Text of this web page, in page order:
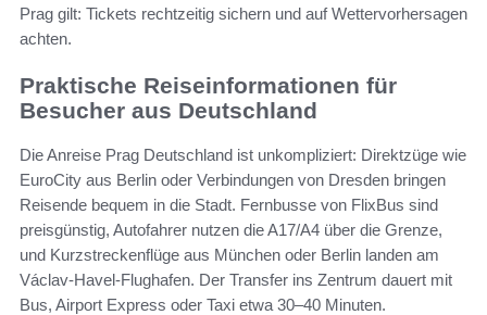
Prag gilt: Tickets rechtzeitig sichern und auf Wettervorhersagen
achten.
Praktische Reiseinformationen für
Besucher aus Deutschland
Die Anreise Prag Deutschland ist unkompliziert: Direktzüge wie
EuroCity aus Berlin oder Verbindungen von Dresden bringen
Reisende bequem in die Stadt. Fernbusse von FlixBus sind
preisgünstig, Autofahrer nutzen die A17/A4 über die Grenze,
und Kurzstreckenflüge aus München oder Berlin landen am
Václav-Havel-Flughafen. Der Transfer ins Zentrum dauert mit
Bus, Airport Express oder Taxi etwa 30–40 Minuten.